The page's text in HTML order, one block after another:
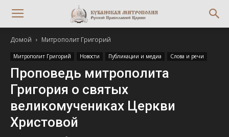
Домой Митрополит Григорий
Митрополит Григорий Новости Публикации и медиа Слова и речи
Проповедь митрополита
Григория о святых
великомучениках Церкви
Христовой